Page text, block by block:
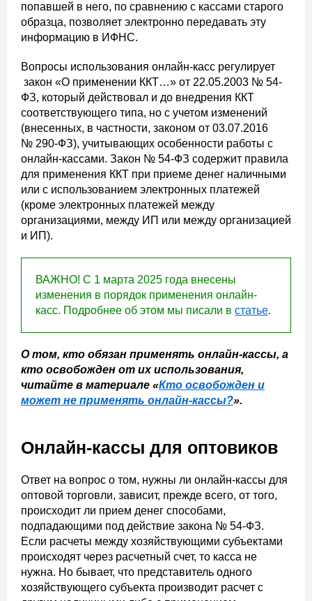
попавшей в него, по сравнению с кассами старого
образца, позволяет электронно передавать эту
информацию в ИФНС.
Вопросы использования онлайн-касс регулирует
закон «О применении ККТ…» от 22.05.2003 № 54-
ФЗ, который действовал и до внедрения ККТ
соответствующего типа, но с учетом изменений
(внесенных, в частности, законом от 03.07.2016
№ 290-ФЗ), учитывающих особенности работы с
онлайн-кассами. Закон № 54-ФЗ содержит правила
для применения ККТ при приеме денег наличными
или с использованием электронных платежей
(кроме электронных платежей между
организациями, между ИП или между организацией
и ИП).
ВАЖНО! С 1 марта 2025 года внесены
изменения в порядок применения онлайн-
касс. Подробнее об этом мы писали в статье.
О том, кто обязан применять онлайн-кассы, а
кто освобожден от их использования,
читайте в материале «Кто освобожден и
может не применять онлайн-кассы?».
Онлайн-кассы для оптовиков
Ответ на вопрос о том, нужны ли онлайн-кассы для
оптовой торговли, зависит, прежде всего, от того,
происходит ли прием денег способами,
подпадающими под действие закона № 54-ФЗ.
Если расчеты между хозяйствующими субъектами
происходят через расчетный счет, то касса не
нужна. Но бывает, что представитель одного
хозяйствующего субъекта производит расчет с